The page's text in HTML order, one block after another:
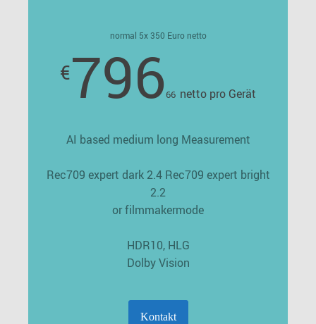
AI based medium long Measurement
Rec709 expert dark 2.4 Rec709 expert bright
2.2
or filmmakermode
HDR10, HLG
Dolby Vision
normal 5x 350 Euro netto
€796 66 netto pro Gerät
Kontakt